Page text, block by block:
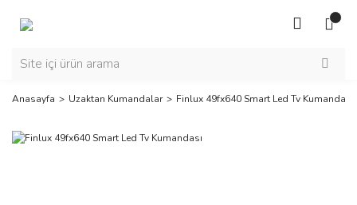
Anasayfa Uzaktan Kumandalar Finlux 49fx640 Smart Led Tv Kumandası